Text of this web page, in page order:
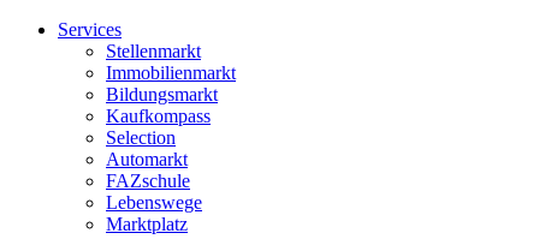
Services
Stellenmarkt
Immobilienmarkt
Bildungsmarkt
Kaufkompass
Selection
Automarkt
FAZschule
Lebenswege
Marktplatz